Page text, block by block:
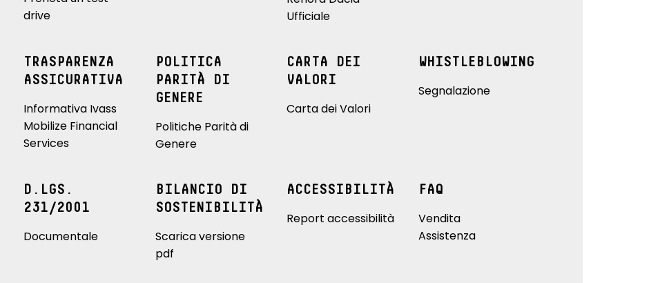
drive
Ufficiale
TRASPARENZA
ASSICURATIVA
Informativa Ivass
Mobilize Financial
Services
POLITICA
PARITÀ DI
GENERE
Politiche Parità di
Genere
CARTA DEI
VALORI
Carta dei Valori
WHISTLEBLOWING
Segnalazione
D.LGS.
231/2001
Documentale
BILANCIO DI
SOSTENIBILITÀ
Scarica versione
pdf
ACCESSIBILITÀ
Report accessibilità
FAQ
Vendita
Assistenza